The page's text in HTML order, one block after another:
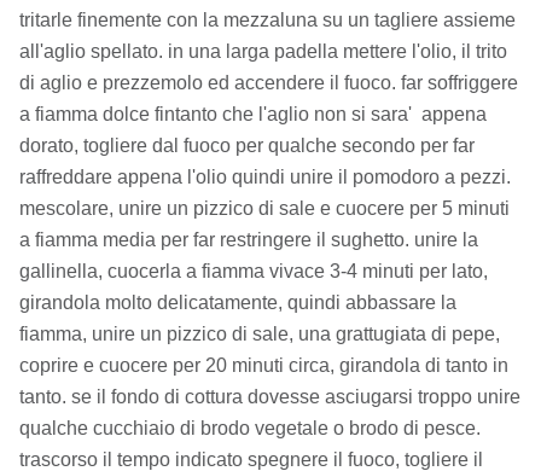
tritarle finemente con la mezzaluna su un tagliere assieme
all'aglio spellato. in una larga padella mettere l'olio, il trito
di aglio e prezzemolo ed accendere il fuoco. far soffriggere
a fiamma dolce fintanto che l'aglio non si sara' appena
dorato, togliere dal fuoco per qualche secondo per far
raffreddare appena l'olio quindi unire il pomodoro a pezzi.
mescolare, unire un pizzico di sale e cuocere per 5 minuti
a fiamma media per far restringere il sughetto. unire la
gallinella, cuocerla a fiamma vivace 3-4 minuti per lato,
girandola molto delicatamente, quindi abbassare la
fiamma, unire un pizzico di sale, una grattugiata di pepe,
coprire e cuocere per 20 minuti circa, girandola di tanto in
tanto. se il fondo di cottura dovesse asciugarsi troppo unire
qualche cucchiaio di brodo vegetale o brodo di pesce.
trascorso il tempo indicato spegnere il fuoco, togliere il